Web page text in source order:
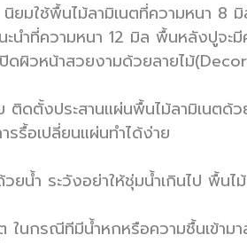
ยมใช้พื้นไม้ลามิเนตที่ความหนา 8
นำที่ความหนา 12 มิล พื้นหลังปูจะ
ดผิวหน้าสวยงามด้วยลายไม้
ติดตั้งประสานแผ่นพื้นไม้ลามิเนต
รื้อเปลี่ยนแผ่นทำได้ง่าย
น้ำ ระวังอย่าให้ชุ่มน้ำเกินไป พื้นไ
ในกรณีทีมีน้ำหกหรือความชื้นเข้า